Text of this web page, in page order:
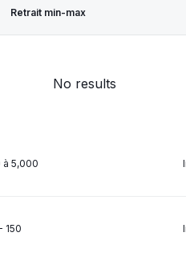
Retrait min-max
No results
à 5,000
150